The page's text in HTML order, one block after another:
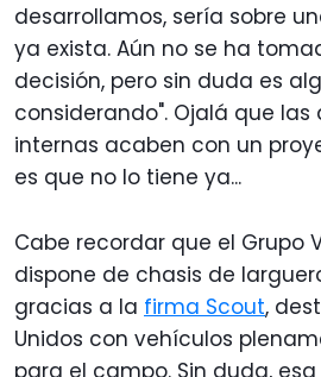
desarrollamos, sería sobre
ya exista. Aún no se ha
decisión, pero sin duda es
considerando". Ojalá que las
internas acaben con un
es que no lo tiene ya...
Cabe recordar que el Grupo
dispone de chasis de
gracias a la firma Scout,
Unidos con vehículos
para el campo. Sin duda,